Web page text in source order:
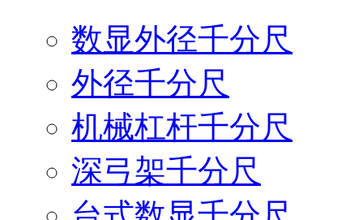
数显外径千分尺
外径千分尺
机械杠杆千分尺
深弓架千分尺